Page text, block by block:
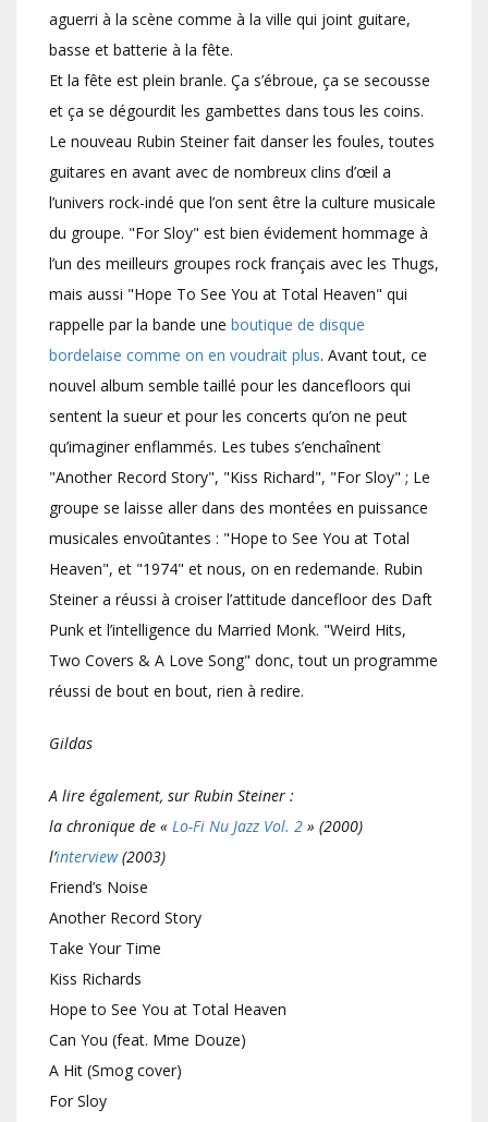
aguerri à la scène comme à la ville qui joint guitare,
basse et batterie à la fête.
Et la fête est plein branle. Ça s’ébroue, ça se secousse
et ça se dégourdit les gambettes dans tous les coins.
Le nouveau Rubin Steiner fait danser les foules, toutes
guitares en avant avec de nombreux clins d’œil a
l’univers rock-indé que l’on sent être la culture musicale
du groupe. "For Sloy" est bien évidement hommage à
l’un des meilleurs groupes rock français avec les Thugs,
mais aussi "Hope To See You at Total Heaven" qui
rappelle par la bande une boutique de disque
bordelaise comme on en voudrait plus. Avant tout, ce
nouvel album semble taillé pour les dancefloors qui
sentent la sueur et pour les concerts qu’on ne peut
qu’imaginer enflammés. Les tubes s’enchaînent
"Another Record Story", "Kiss Richard", "For Sloy" ; Le
groupe se laisse aller dans des montées en puissance
musicales envoûtantes : "Hope to See You at Total
Heaven", et "1974" et nous, on en redemande. Rubin
Steiner a réussi à croiser l’attitude dancefloor des Daft
Punk et l’intelligence du Married Monk. "Weird Hits,
Two Covers & A Love Song" donc, tout un programme
réussi de bout en bout, rien à redire.
Gildas
A lire également, sur Rubin Steiner :
la chronique de « Lo-Fi Nu Jazz Vol. 2 » (2000)
l’interview(2003)
Friend’s Noise
Another Record Story
Take Your Time
Kiss Richards
Hope to See You at Total Heaven
Can You (feat. Mme Douze)
A Hit (Smog cover)
For Sloy